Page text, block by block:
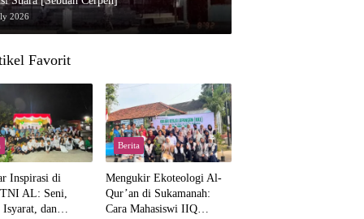
2026
Favorit
Inspirasi di
AL: Seni,
Isyarat, dan
Berita
Mengukir Ekoteologi Al-
Qur’an di Sukamanah:
Cara Mahasiswi IIQ